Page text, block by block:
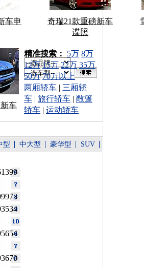
车申
奇瑞21款重磅新车
谍照
车
车型搜索：
精准搜索： 5万 8万
12万 15万 22万 35万
50万 70万以上
两厢轿车 | 三厢轿
车 | 旅行轿车 | 敞篷
轿车 | 运动轿车
型 中大型 豪华型 SUV